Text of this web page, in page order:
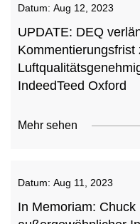
Datum: Aug 12, 2023
UPDATE: DEQ
IndeedTeed Oxford
Mehr sehen
Datum: Aug 11, 2023
In Memoriam: Chuck